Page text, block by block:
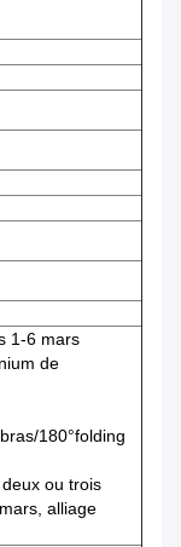
1-6 mars
de
180°folding
ou trois
alliage